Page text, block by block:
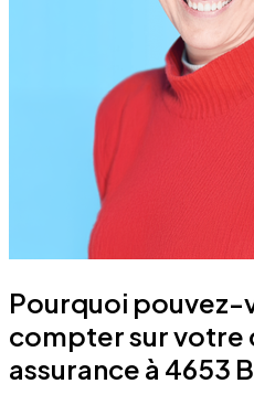
Pourquoi pouvez-
compter sur votre
assurance à 4653